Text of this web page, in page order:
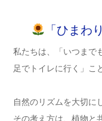
「ひまわ
私たちは、「いつまで
足でトイレに行く」こ
自然のリズムを大切
その考え方は、植物と